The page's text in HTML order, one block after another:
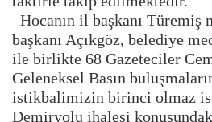
Hocanın il başkanı Türemiş
başkanı Açıkgöz, belediye
ile birlikte 68 Gazeteciler
Geleneksel Basın
istikbalimizin birinci olmaz
Demiryolu ihalesi